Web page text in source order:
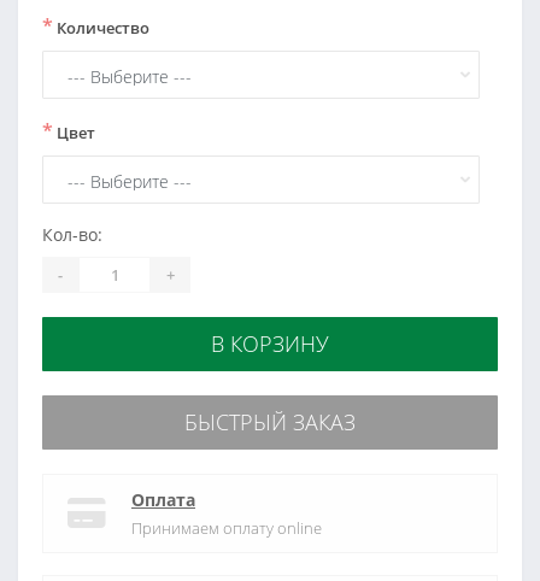
* Количество
* Цвет
Кол-во:
- +
В КОРЗИНУ
БЫСТРЫЙ ЗАКАЗ
Оплата
Принимаем оплату online